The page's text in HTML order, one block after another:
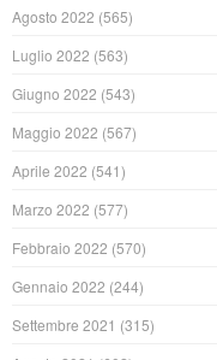
Agosto 2022 (565)
Luglio 2022 (563)
Giugno 2022 (543)
Maggio 2022 (567)
Aprile 2022 (541)
Marzo 2022 (577)
Febbraio 2022 (570)
Gennaio 2022 (244)
Settembre 2021 (315)